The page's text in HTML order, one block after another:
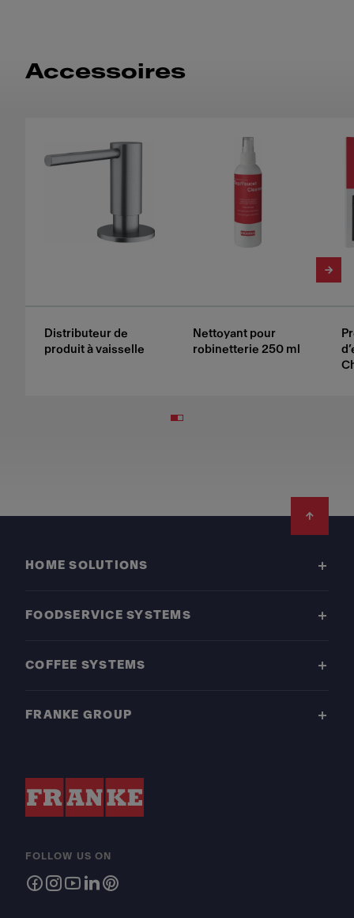
Accessoires
Distributeur de
produit à vaisselle
Nettoyant pour
robinetterie 250 ml
HOME SOLUTIONS
FOODSERVICE SYSTEMS
COFFEE SYSTEMS
FRANKE GROUP
FOLLOW US ON